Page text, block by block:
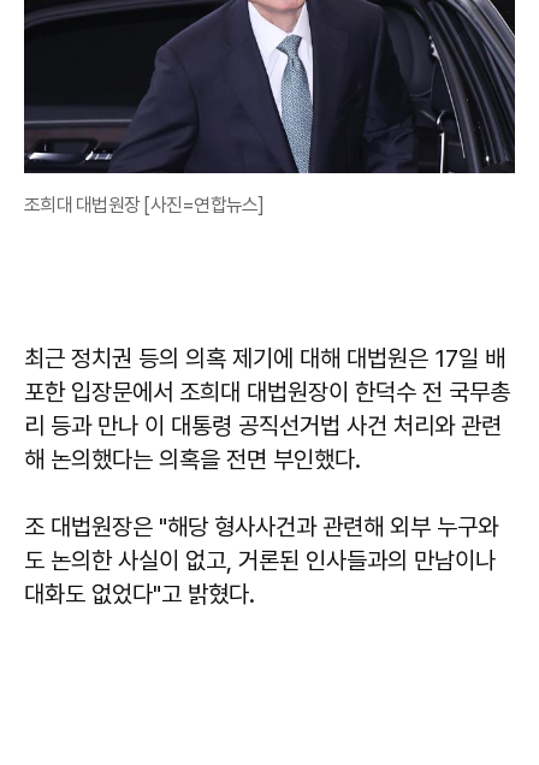
조희대 대법원장 [사진=연합뉴스]
최근 정치권 등의 의혹 제기에 대해 대법원은 17일 배
포한 입장문에서 조희대 대법원장이 한덕수 전 국무총
리 등과 만나 이 대통령 공직선거법 사건 처리와 관련
해 논의했다는 의혹을 전면 부인했다.
조 대법원장은 "해당 형사사건과 관련해 외부 누구와
도 논의한 사실이 없고, 거론된 인사들과의 만남이나
대화도 없었다"고 밝혔다.